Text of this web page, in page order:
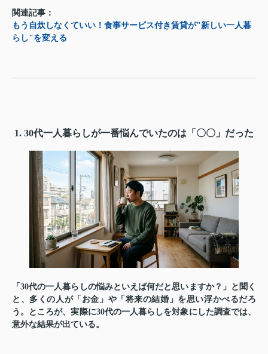
関連記事：
もう自炊しなくていい！食事サービス付き賃貸が"新しい一人暮
らし"を変える
1. 30代一人暮らしが一番悩んでいたのは「〇〇」だった
「30代の一人暮らしの悩みといえば何だと思いますか？」と聞く
と、多くの人が「お金」や「将来の結婚」を思い浮かべるだろ
う。ところが、実際に30代の一人暮らしを対象にした調査では、
意外な結果が出ている。